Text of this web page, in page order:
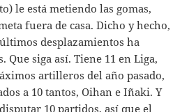
le está metiendo las gomas,
fuera de casa. Dicho y hecho,
desplazamientos ha
Que siga así. Tiene 11 en Liga,
artilleros del año pasado,
a 10 tantos, Oihan e Iñaki. Y
10 partidos, así que el